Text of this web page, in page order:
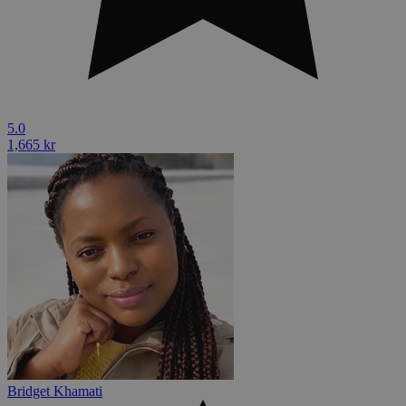
5.0
1,665 kr
Bridget Khamati